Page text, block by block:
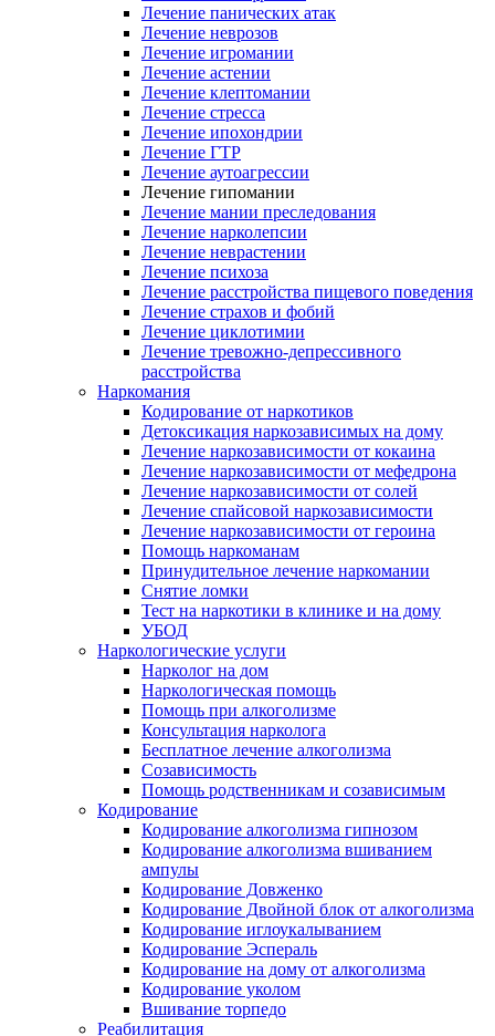
Лечение панических атак
Лечение неврозов
Лечение игромании
Лечение астении
Лечение клептомании
Лечение стресса
Лечение ипохондрии
Лечение ГТР
Лечение аутоагрессии
Лечение гипомании
Лечение мании преследования
Лечение нарколепсии
Лечение неврастении
Лечение психоза
Лечение расстройства пищевого поведения
Лечение страхов и фобий
Лечение циклотимии
Лечение тревожно-депрессивного
расстройства
Наркомания
Кодирование от наркотиков
Детоксикация наркозависимых на дому
Лечение наркозависимости от кокаина
Лечение наркозависимости от мефедрона
Лечение наркозависимости от солей
Лечение спайсовой наркозависимости
Лечение наркозависимости от героина
Помощь наркоманам
Принудительное лечение наркомании
Снятие ломки
Тест на наркотики в клинике и на дому
УБОД
Наркологические услуги
Нарколог на дом
Наркологическая помощь
Помощь при алкоголизме
Консультация нарколога
Бесплатное лечение алкоголизма
Созависимость
Помощь родственникам и созависимым
Кодирование
Кодирование алкоголизма гипнозом
Кодирование алкоголизма вшиванием
ампулы
Кодирование Довженко
Кодирование Двойной блок от алкоголизма
Кодирование иглоукалыванием
Кодирование Эспераль
Кодирование на дому от алкоголизма
Кодирование уколом
Вшивание торпедо
Реабилитация